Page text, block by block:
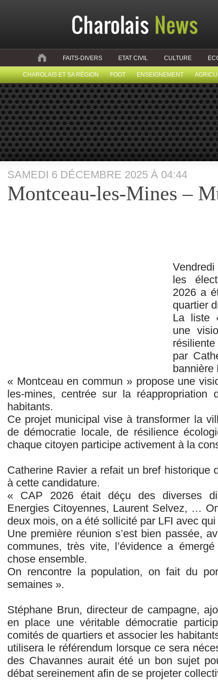
FAITS-DIVERS ETAT CIVIL CULTURE
CHAROLAIS ET SA RÉGION FOOT ENSEIGNEMENT
SAMEDI 6 DÉCEMBRE 2025 À 04:44
Montceau-les-Mines –
les
2026 a
quartier
La liste
une
par
bannière
« Montceau en commun » propose une
les-mines, centrée sur la réappropriation
habitants.
Ce projet municipal vise à transformer la
de démocratie locale, de résilience
chaque citoyen participe activement à la
Catherine Ravier a refait un bref historique
à cette candidature.
« CAP 2026 était déçu des diverses
Energies Citoyennes, Laurent Selvez, …
deux mois, on a été sollicité par LFI avec
Une première réunion s’est bien passée,
communes, très vite, l’évidence a
chose ensemble.
On rencontre la population, on fait du
semaines ».
Stéphane Brun, directeur de campagne,
en place une véritable démocratie
comités de quartiers et associer les
utilisera le référendum lorsque ce sera
des Chavannes aurait été un bon sujet
débat sereinement afin de se projeter